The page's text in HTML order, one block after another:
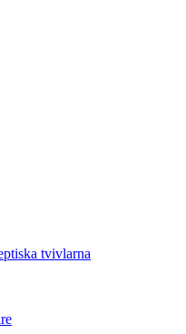
tvivlarna